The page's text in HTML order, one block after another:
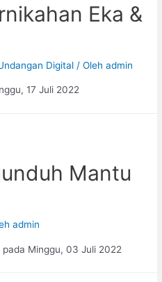
Eka &
Digital / Olehadmin
17 Juli 2022
Mantu
admin
Minggu, 03 Juli 2022